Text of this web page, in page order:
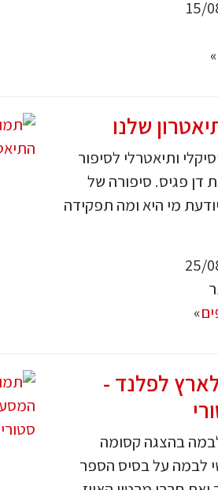
»
שלנו
ותיאטרלי לסיפור
פגיס. סיפורה של
מי היא ומה תפקידה
»
לפלנד -
בהצגה קסומה
לבמה על בסיס הספר